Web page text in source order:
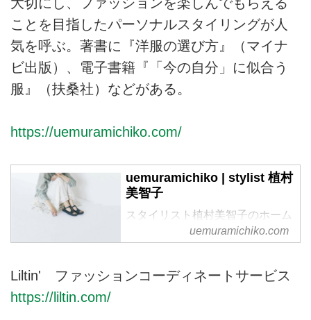
ことを目指したパーソナルスタイリングが人
気を呼ぶ。著書に『洋服の選び方』（マイナ
ビ出版）、電子書籍『「今の自分」に似合う
服』（扶桑社）などがある。
https://uemuramichiko.com/
uemuramichiko | stylist 植村
美智子
スタイリスト植村美智子のホーム
ページです。uemuramichiko.com
Liltin' ファッションコーディネートサービス
https://liltin.com/